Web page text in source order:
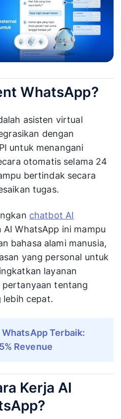
WhatsApp?
asisten virtual
dengan
untuk menangani
otomatis selama 24
bertindak secara
tugas.
chatbot AI
AI WhatsApp ini mampu
bahasa alami manusia,
yang personal untuk
layanan
pertanyaan tentang
lebih cepat.
Terbaik:
Revenue
Kerja AI